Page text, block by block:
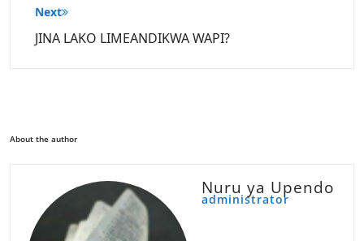
Next
JINA LAKO LIMEANDIKWA WAPI?
About the author
Nuru ya Upendo
administrator